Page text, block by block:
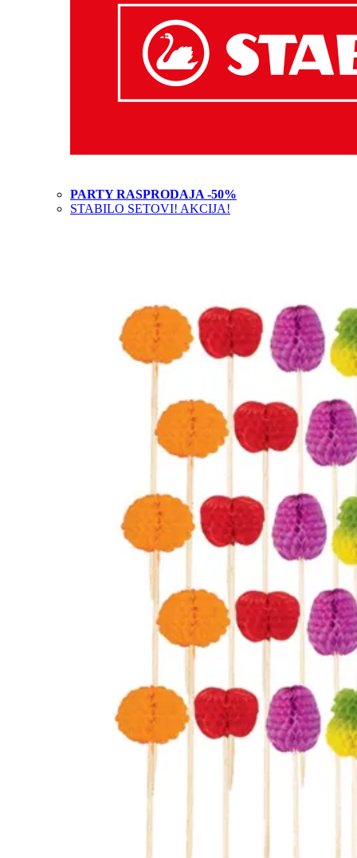
PARTY RASPRODAJA -50%
STABILO SETOVI! AKCIJA!